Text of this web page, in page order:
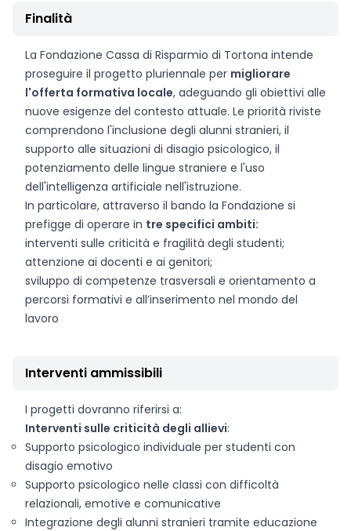
Finalità
La Fondazione Cassa di Risparmio di Tortona intende
proseguire il progetto pluriennale per migliorare
l'offerta formativa locale, adeguando gli obiettivi alle
nuove esigenze del contesto attuale. Le priorità riviste
comprendono l'inclusione degli alunni stranieri, il
supporto alle situazioni di disagio psicologico, il
potenziamento delle lingue straniere e l'uso
dell'intelligenza artificiale nell'istruzione.
In particolare, attraverso il bando la Fondazione si
prefigge di operare in tre specifici ambiti:
interventi sulle criticità e fragilità degli studenti;
attenzione ai docenti e ai genitori;
sviluppo di competenze trasversali e orientamento a
percorsi formativi e all’inserimento nel mondo del
lavoro
Interventi ammissibili
I progetti dovranno riferirsi a:
Interventi sulle criticità degli allievi:
Supporto psicologico individuale per studenti con
disagio emotivo
Supporto psicologico nelle classi con difficoltà
relazionali, emotive e comunicative
Integrazione degli alunni stranieri tramite educazione